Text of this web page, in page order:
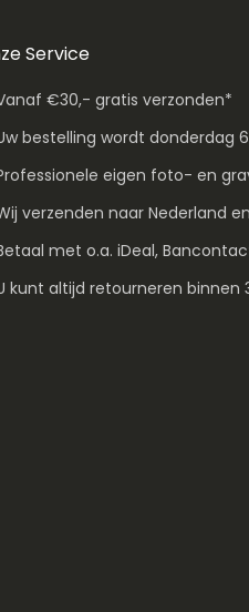
Service
€30,- gratis verzonden*
bestelling wordt donderdag
eigen foto- en
verzenden naar Nederland
met o.a. iDeal,
kunt altijd retourneren binnen